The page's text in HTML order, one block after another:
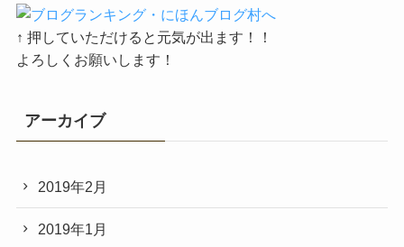
↑ 押していただけると元気が出ます！！
よろしくお願いします！
アーカイブ
2019年2月
2019年1月